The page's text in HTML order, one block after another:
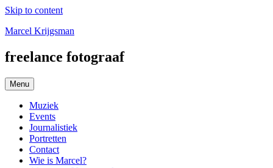
Skip to content
Marcel Krijgsman
freelance fotograaf
Menu
Muziek
Events
Journalistiek
Portretten
Contact
Wie is Marcel?